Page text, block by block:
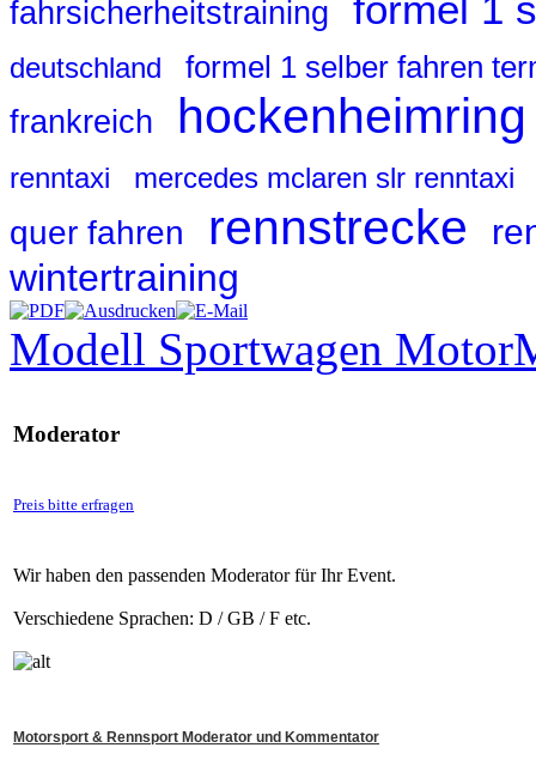
fahrsicherheitstraining formel 1
deutschland formel 1 selber fahren
frankreich hockenheimring
renntaxi mercedes mclaren slr renntaxi
quer fahren rennstrecke
wintertraining
Modell Sportwagen Motor
Moderator
Preis bitte erfragen
Wir haben den passenden Moderator für Ihr Event.
Verschiedene Sprachen: D / GB / F etc.
Motorsport & Rennsport Moderator und Kommentator